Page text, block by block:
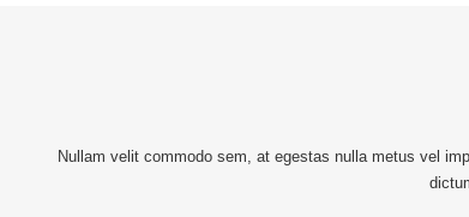
Nullam velit commodo sem, at egestas nulla metus vel